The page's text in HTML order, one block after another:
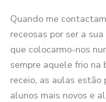
Quando me
receosas por ser a
que colocarmo-nos
sempre aquele frio na
receio, as aulas estão
alunos mais novos e